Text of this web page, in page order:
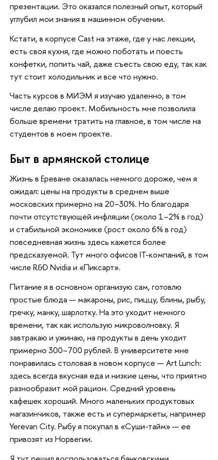
презентации. Это оказался полезный опыт, который
углубил мои знания в машинном обучении.
Кстати, в корпусе Cast на этаже, где у нас лекции,
есть своя кухня, где можно поботать и поесть
конфетки, попить чай, даже съесть свою еду, так как
тут стоит холодильник и все что нужно.
Часть курсов в МИЭМ я изучаю удаленно, в том
числе делаю проект. Мобильность мне позволила
больше времени тратить на главное, в том числе на
студентов в моем проекте.
Быт в армянской столице
Жизнь в Ереване оказалась немного дороже, чем я
ожидал: цены на продукты в среднем выше
московских примерно на 20–30%. Но благодаря
почти отсутствующей инфляции (около 1–2% в год)
и стабильной экономике (рост около 6% в год)
повседневная жизнь здесь кажется более
предсказуемой. Тут много офисов IT-компаний, в том
числе R&D Nvidia и «Пиксарт».
Питание я в основном организую сам, готовлю
простые блюда — макароны, рис, пиццу, блины, рыбу,
гречку, манку, шарлотку. На это уходит немного
времени, так как использую микроволновку. Я
завтракаю и ужинаю, на продукты в день уходит
примерно 300–700 рублей. В университете мне
понравилась столовая в новом корпусе — Art Lunch:
здесь всегда вкусная еда и низкие цены, что приятно
разнообразит мой рацион. Средний уровень
кафешек хороший. Много маленьких продуктовых
магазинчиков, также есть и супермаркеты, например
Yerevan City. Рыбу я покупал в «Суши-тайм» — ее
привозят из Норвегии.